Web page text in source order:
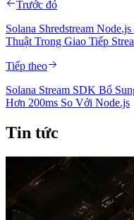
Trước đó
Solana Shredstream
Thuật Trong Giao Tiếp
Tiếp theo
Solana Stream SDK Bổ
Hơn 200ms So Với Node.js
Tin tức